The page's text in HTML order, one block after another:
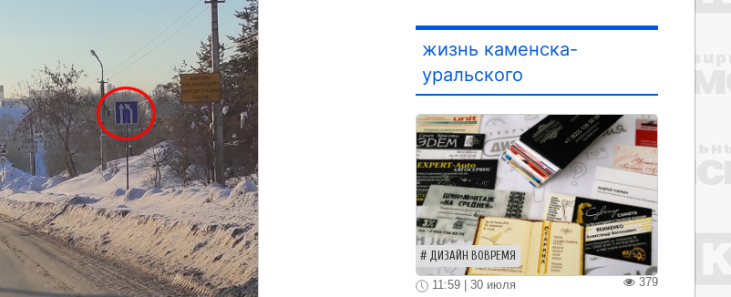
жизнь каменска-
уральского
ДИЗАЙН ВОВРЕМЯ
379
11:59 | 30 июля